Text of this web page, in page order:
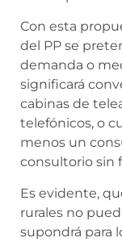
Con esta
del PP se
demanda o
significará
cabinas de
telefónicos, o
menos un
consultorio sin
Es evidente,
rurales no
supondrá para